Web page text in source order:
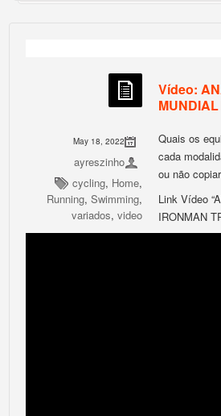
Vídeo:
May 18, 2022
ayreszinho
cycling, Home,
Running, Swimming,
variados, video
Quais os
cada
ou não
Link Vídeo
IRONMAN